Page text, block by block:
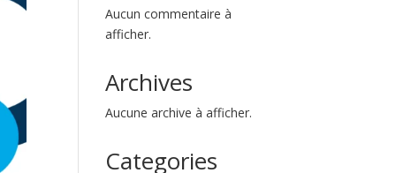
Aucun commentaire à
afficher.
Archives
Aucune archive à afficher.
Categories